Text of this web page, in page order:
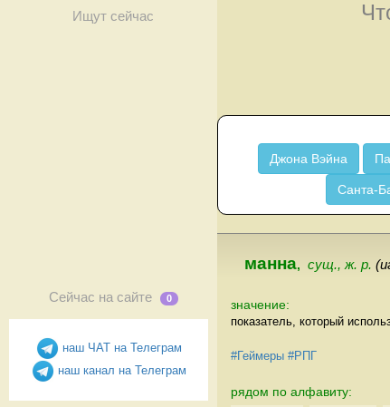
Ищут сейчас
Сейчас на сайте 0
наш ЧАТ на Телеграм
наш канал на Телеграм
Джона Вэйна
Санта-
манна, сущ., ж. р.
значение:
показатель, который
#Геймеры #РПГ
рядом по алфавиту: